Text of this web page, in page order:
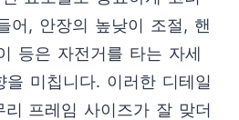
어, 안장의 높낮이 조절, 핸
등은 자전거를 타는 자세
미칩니다. 이러한 디테일
프레임 사이즈가 잘 맞더